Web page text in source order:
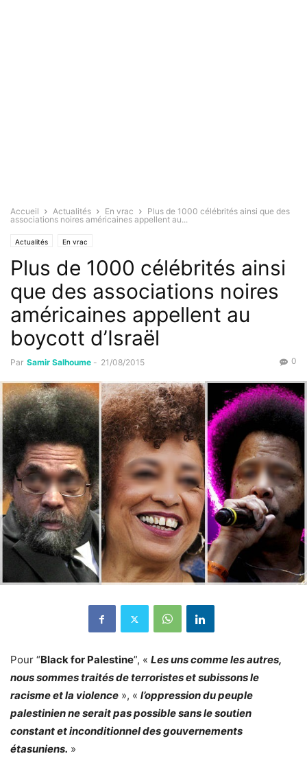
Accueil Actualités En vrac
Plus de 1000 célébrités ainsi que des
associations noires américaines appellent au...
Actualités En vrac
Plus de 1000 célébrités ainsi
que des associations noires
américaines appellent au
boycott d’Israël
Par Samir Salhoume - 21/08/2015 0
Pour “Black for Palestine”, « Les uns comme les autres,
nous sommes traités de terroristes et subissons le
racisme et la violence », « l’oppression du peuple
palestinien ne serait pas possible sans le soutien
constant et inconditionnel des gouvernements
étasuniens. »